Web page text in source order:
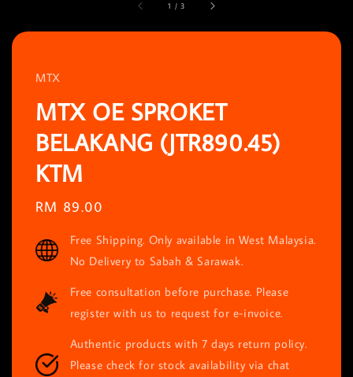
1 /3
MTX
MTX OE SPROKET
BELAKANG (JTR890.45)
KTM
Regular
RM 89.00
Free Shipping. Only available in West Malaysia.
No Delivery to Sabah & Sarawak.
Free consultation before purchase. Please
register with us to request for e-invoice.
Authentic products with 7 days return policy.
Please check for stock availability via chat